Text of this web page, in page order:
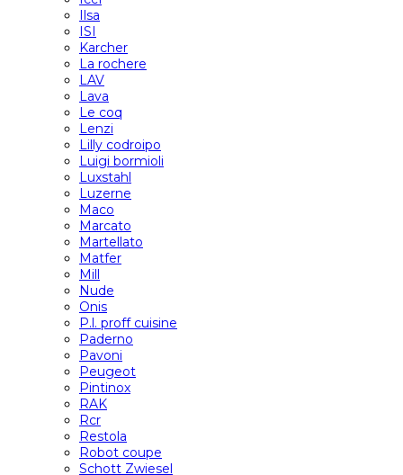
Ilsa
ISI
Karcher
La rochere
LAV
Lava
Le coq
Lenzi
Lilly codroipo
Luigi bormioli
Luxstahl
Luzerne
Maco
Marcato
Martellato
Matfer
Mill
Nude
Onis
P.l. proff cuisine
Paderno
Pavoni
Peugeot
Pintinox
RAK
Rcr
Restola
Robot coupe
Schott Zwiesel